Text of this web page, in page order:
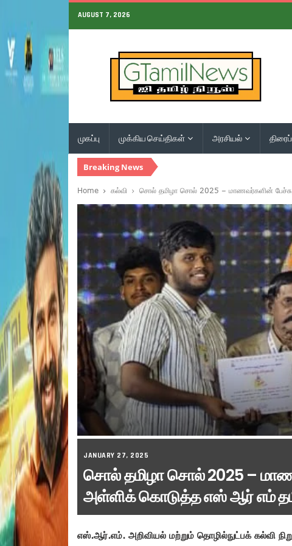
AUGUST 7, 2026
முகப்பு முக்கிய செய்திகள் அரசியல்
Breaking News
Home கல்வி சொல் தமிழா சொல் 2025 – மாணவர்களின்
JANUARY 27, 2025
சொல் தமிழா சொல் 2025 –
அள்ளிக் கொடுத்த எஸ் ஆர் எம்
எஸ்.ஆர்.எம். அறிவியல் மற்றும் தொழில்நுட்பக் கல்வி